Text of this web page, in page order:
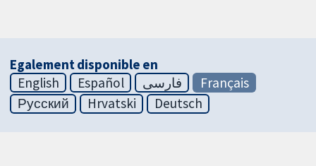
Egalement disponible en
English
Español فارسی
Français
Русский
Hrvatski Deutsch